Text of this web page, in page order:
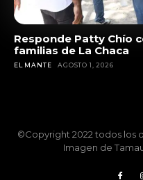
Responde Patty Chío
familias de La Chaca
EL MANTE AGOSTO 1, 2026
©Copyright 2022 todos los
Imagen de